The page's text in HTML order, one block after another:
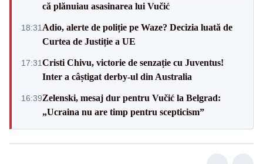
că plănuiau asasinarea lui Vučić
18:31 Adio, alerte de poliție pe Waze? Decizia luată de
Curtea de Justiție a UE
17:31Cristi Chivu, victorie de senzație cu Juventus!
Inter a câștigat derby-ul din Australia
16:39Zelenski, mesaj dur pentru Vučić la Belgrad:
„Ucraina nu are timp pentru scepticism”